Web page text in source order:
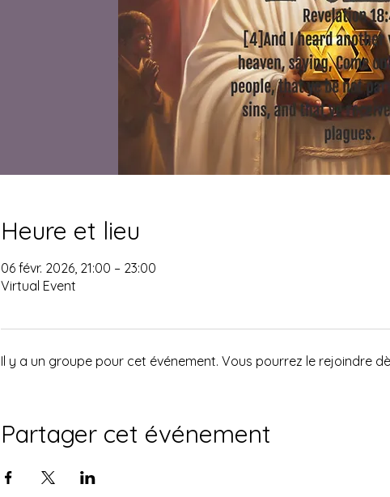
Heure et lieu
06 févr. 2026, 21:00 – 23:00
Virtual Event
Il y a un groupe pour cet événement. Vous pourrez le rejoindre
Partager cet événement